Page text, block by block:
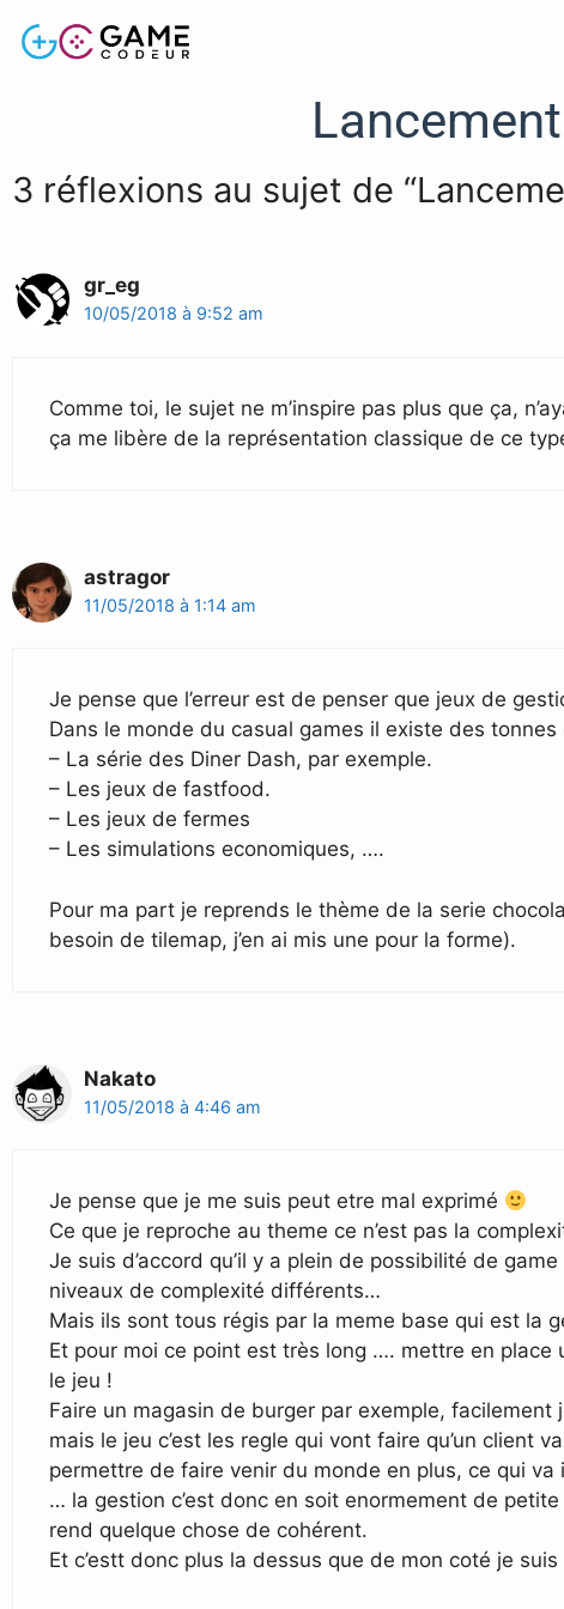
3 réflexions au sujet de
gr_eg
10/05/2018 à 9:52 am
Comme toi, le sujet ne m’inspire pas plus que ça,
ça me libère de la représentation classique de ce
astragor
11/05/2018 à 1:14 am
Je pense que l’erreur est de penser que jeux de
Dans le monde du casual games il existe des
– La série des Diner Dash, par exemple.
– Les jeux de fastfood.
– Les jeux de fermes
– Les simulations economiques, ….
Pour ma part je reprends le thème de la serie
besoin de tilemap, j’en ai mis une pour la forme).
Nakato
11/05/2018 à 4:46 am
Je pense que je me suis peut etre mal exprimé
Ce que je reproche au theme ce n’est pas la
Je suis d’accord qu’il y a plein de possibilité de
niveaux de complexité différents…
Mais ils sont tous régis par la meme base qui est la
Et pour moi ce point est très long …. mettre en place
le jeu !
Faire un magasin de burger par exemple,
mais le jeu c’est les regle qui vont faire qu’un client
permettre de faire venir du monde en plus, ce qui
… la gestion c’est donc en soit enormement de
rend quelque chose de cohérent.
Et c’estt donc plus la dessus que de mon coté je